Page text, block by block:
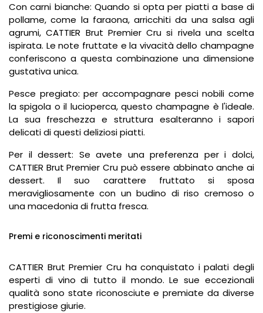
Con carni bianche: Quando si opta per piatti a base di
pollame, come la faraona, arricchiti da una salsa agli
agrumi, CATTIER Brut Premier Cru si rivela una scelta
ispirata. Le note fruttate e la vivacità dello champagne
conferiscono a questa combinazione una dimensione
gustativa unica.
Pesce pregiato: per accompagnare pesci nobili come
la spigola o il lucioperca, questo champagne è l'ideale.
La sua freschezza e struttura esalteranno i sapori
delicati di questi deliziosi piatti.
Per il dessert: Se avete una preferenza per i dolci,
CATTIER Brut Premier Cru può essere abbinato anche ai
dessert. Il suo carattere fruttato si sposa
meravigliosamente con un budino di riso cremoso o
una macedonia di frutta fresca.
Premi e riconoscimenti meritati
CATTIER Brut Premier Cru ha conquistato i palati degli
esperti di vino di tutto il mondo. Le sue eccezionali
qualità sono state riconosciute e premiate da diverse
prestigiose giurie.